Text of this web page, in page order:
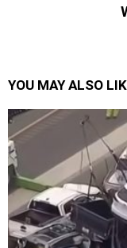
YOU MAY ALSO